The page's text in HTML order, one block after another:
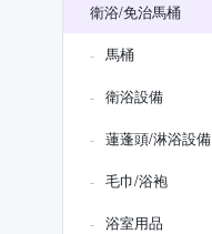
衛浴/免治馬桶
馬桶
衛浴設備
蓮蓬頭/淋浴設備
毛巾/浴袍
浴室用品